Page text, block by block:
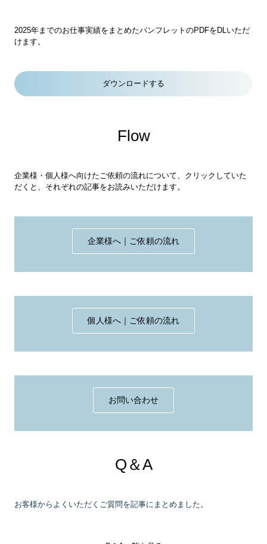
2025年までのお仕事実績をまとめたパンフレットのPDFをDLいただ
けます。
ダウンロードする
Flow
企業様・個人様へ向けたご依頼の流れについて、クリックしていた
だくと、それぞれの記事をお読みいただけます。
企業様へ｜ご依頼の流れ
個人様へ｜ご依頼の流れ
お問い合わせ
Q＆A
お客様からよくいただくご質問を記事にまとめました。